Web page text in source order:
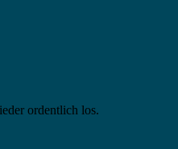
ordentlich los.